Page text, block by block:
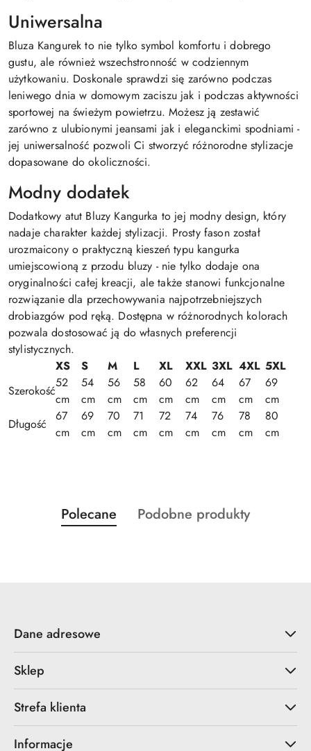
Uniwersalna
Bluza Kangurek to nie tylko symbol komfortu i dobrego
gustu, ale również wszechstronność w codziennym
użytkowaniu. Doskonale sprawdzi się zarówno podczas
leniwego dnia w domowym zaciszu jak i podczas aktywności
sportowej na świeżym powietrzu. Możesz ją zestawić
zarówno z ulubionymi jeansami jak i eleganckimi spodniami -
jej uniwersalność pozwoli Ci stworzyć różnorodne stylizacje
dopasowane do okoliczności.
Modny dodatek
Dodatkowy atut Bluzy Kangurka to jej modny design, który
nadaje charakter każdej stylizacji. Prosty fason został
urozmaicony o praktyczną kieszeń typu kangurka
umiejscowioną z przodu bluzy - nie tylko dodaje ona
oryginalności całej kreacji, ale także stanowi funkcjonalne
rozwiązanie dla przechowywania najpotrzebniejszych
drobiazgów pod ręką. Dostępna w różnorodnych kolorach
pozwala dostosować ją do własnych preferencji
stylistycznych.
XS
S M L XL XXL 3XL 4XL 5XL
Szerokość
52
cm
54
cm
56
cm
58
cm
60
cm
62
cm
64
cm
67
cm
69
cm
Długość
67
cm
69
cm
70
cm
71
cm
72
cm
74
cm
76
cm
78
cm
80
cm
Pomiń karuzelę produktów
Produkty
o
Polecane
Produkty
Podobne produkty
Dane adresowe
Sklep
Strefa klienta
Informacje